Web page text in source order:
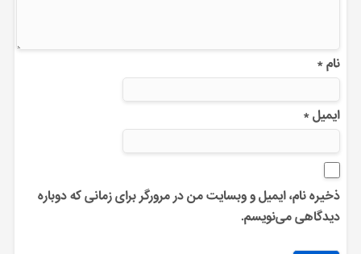
نام*
ایمیل*
ذخیره نام، ایمیل و وبسایت من در مرورگر برای زمانی که دوباره
دیدگاهی می‌نویسم.